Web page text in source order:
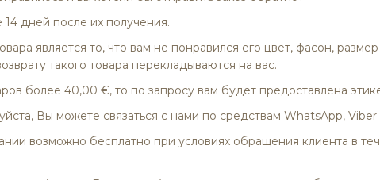
дней после их получения.
является то, что вам не понравился его цвет, фасон,
такого товара перекладываются на вас.
более 40,00 €, то по запросу вам будет предоставлена
Вы можете связаться с нами по средствам WhatsApp,
возможно бесплатно при условиях обращения клиента в